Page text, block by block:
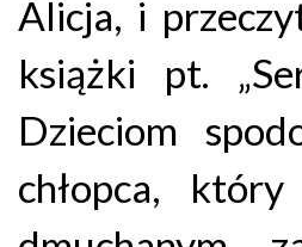
Alicja, i
książki pt.
Dzieciom
chłopca,